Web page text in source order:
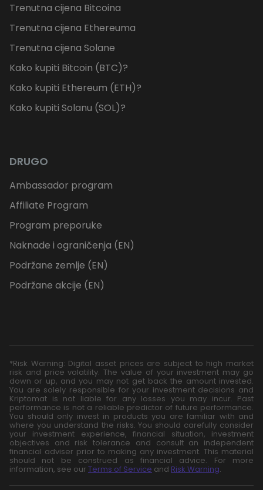
Trenutna cijena Bitcoina
Trenutna cijena Ethereuma
Trenutna cijena Solane
Kako kupiti Bitcoin (BTC)?
Kako kupiti Ethereum (ETH)?
Kako kupiti Solanu (SOL)?
DRUGO
Ambassador program
Affiliate Program
Program preporuke
Naknade i ograničenja (EN)
Podržane zemlje (EN)
Podržane akcije (EN)
*Risk Warning: Digital asset prices are subject to high market
risk and price volatility. The value of your investment may go
down or up, and you may not get back the amount invested.
You are solely responsible for your investment decisions and
Kriptomat is not liable for any losses you may incur. Past
performance is not a reliable predictor of future performance.
You should only invest in products you are familiar with and
where you understand the risks. You should carefully consider
your investment experience, financial situation, investment
objectives and risk tolerance and consult an independent
financial adviser prior to making any investment. This material
should not be construed as financial advice. For more
information, see our Terms of Service and Risk Warning.